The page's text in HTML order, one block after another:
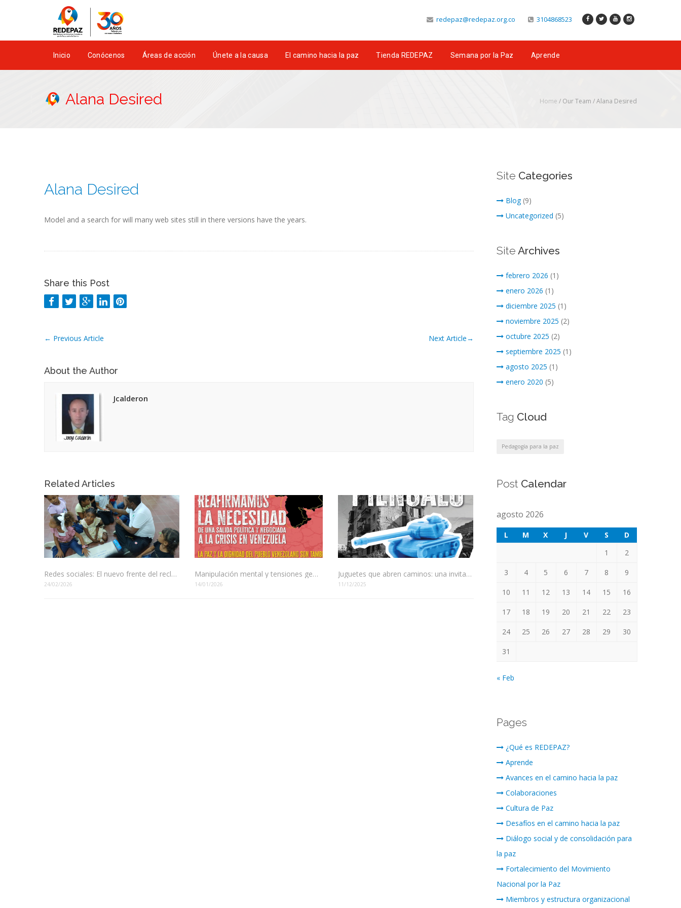
redepaz@redepaz.org.co 3104868523
Inicio Conócenos Áreas de acción Únete a la causa El camino hacia la paz Tienda REDEPAZ Semana por la Paz Aprende
Alana Desired Home / Our Team /Alana Desired
Alana Desired
Model and a search for will many web sites still in there versions have the years.
Share this Post
← Previous Article Next Article→
About the Author
Jcalderon
Related Articles
Redes sociales: El nuevo frente del reclutamiento en Colombia
24/02/2026
Manipulación mental y tensiones geopolíticas: El juego de poder en América Latina
14/01/2026
Juguetes que abren caminos: una invitación a elegir mejor
11/12/2025
Site Categories
Blog(9)
Uncategorized (5)
Site Archives
febrero 2026 (1)
enero 2026 (1)
diciembre 2025 (1)
noviembre 2025 (2)
octubre 2025 (2)
septiembre 2025 (1)
agosto 2025 (1)
enero 2020 (5)
Tag Cloud
Pedagogía para la paz
Post Calendar
agosto 2026
L M X J V S
D
1
2
3 4 5 6 7 8 9
10 11 12 13 14 15 16
17 18 19 20 21 22 23
24 25 26 27 28 29 30
31
« Feb
Pages
¿Qué es REDEPAZ?
Aprende
Avances en el camino hacia la paz
Colaboraciones
Cultura de Paz
Desafíos en el camino hacia la paz
Diálogo social y de consolidación para
la paz
Fortalecimiento del Movimiento
Nacional por la Paz
Miembros y estructura organizacional